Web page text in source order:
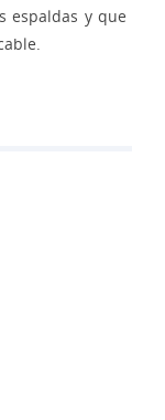
espaldas y que